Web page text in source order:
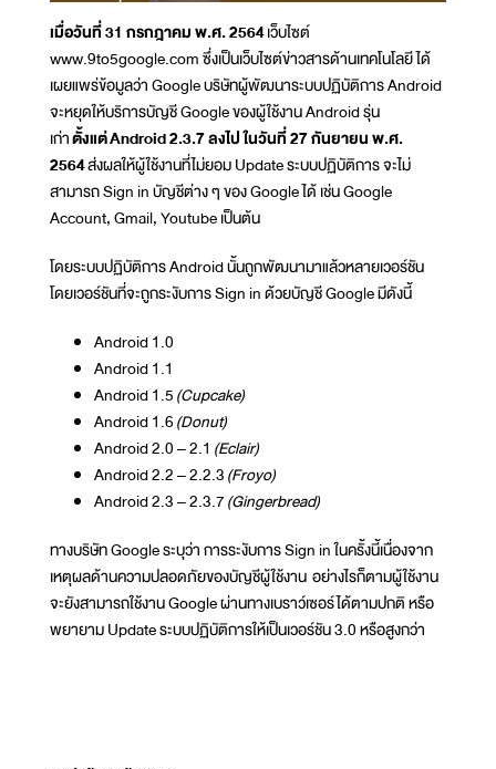
เมื่อวันที่ 31 กรกฎาคม พ.ศ. 2564เว็บไซต์
www.9to5google.com ซึ่งเป็นเว็บไซต์ข่าวสารด้านเทคโนโลยี ได้
เผยแพร่ข้อมูลว่า Google บริษัทผู้พัฒนาระบบปฏิบัติการ Android
จะหยุดให้บริการบัญชี Google ของผู้ใช้งาน Android รุ่น
เก่าตั้งแต่Android 2.3.7 ลงไป ในวันที่ 27 กันยายน พ.ศ.
2564ส่งผลให้ผู้ใช้งานที่ไม่ยอม Update ระบบปฏิบัติการ จะไม่
สามารถ Sign in บัญชีต่าง ๆ ของ Google ได้ เช่น Google
Account, Gmail, Youtube เป็นต้น
โดยระบบปฏิบัติการ Android นั้นถูกพัฒนามาแล้วหลายเวอร์ชัน
โดยเวอร์ชันที่จะถูกระงับการ Sign in ด้วยบัญชี Google มีดังนี้
Android 1.0
Android 1.1
Android 1.5(Cupcake)
Android 1.6(Donut)
Android 2.0 – 2.1 (Eclair)
Android 2.2 – 2.2.3(Froyo)
Android 2.3 – 2.3.7(Gingerbread)
ทางบริษัท Google ระบุว่า การระงับการ Sign in ในครั้งนี้เนื่องจาก
เหตุผลด้านความปลอดภัยของบัญชีผู้ใช้งาน อย่างไรก็ตามผู้ใช้งาน
จะยังสามารถใช้งาน Google ผ่านทางเบราว์เซอร์ได้ตามปกติ หรือ
พยายาม Update ระบบปฏิบัติการให้เป็นเวอร์ชัน 3.0 หรือสูงกว่า